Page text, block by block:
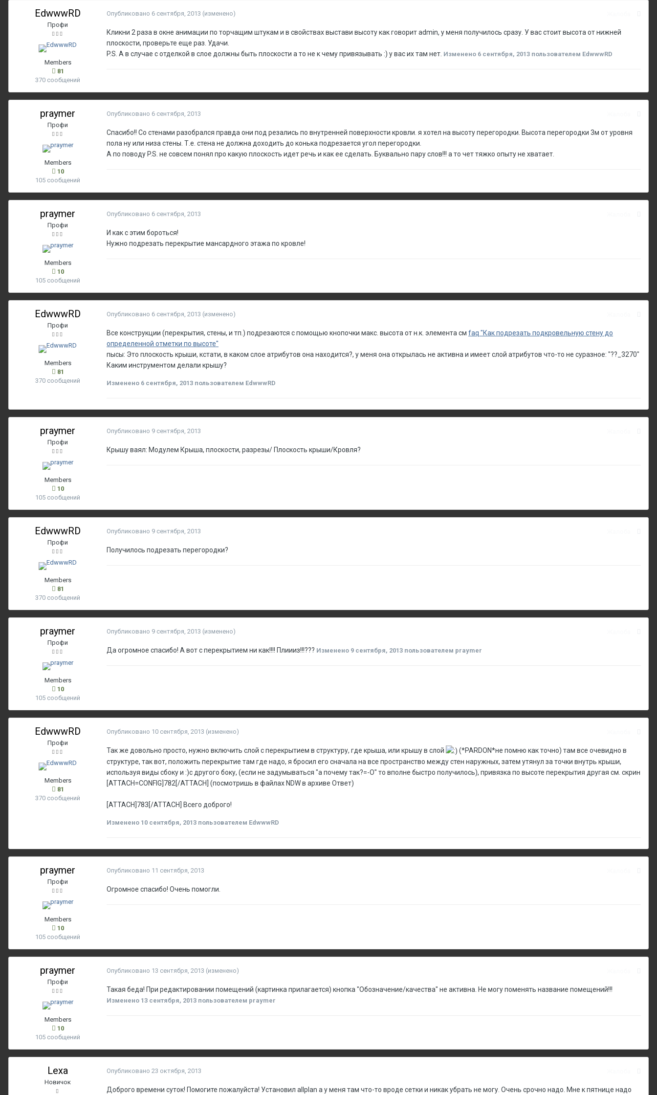
EdwwwRD
Профи
Members
81
370 сообщений
Опубликовано 6 сентября, 2013 (изменено)
Кликни 2 раза в окне анимации по торчащим штукам и в свойствах выстави высоту как говорит admin, у меня получилось сразу. У вас стоит высота от нижней
плоскости, проверьте еще раз. Удачи.
P.S. А в случае с отделкой в слое должны быть плоскости а то не к чему привязывать :) у вас их там нет. Изменено 6 сентября, 2013 пользователем EdwwwRD
praymer
Профи
Members
10
105 сообщений
Опубликовано 6 сентября, 2013
Спасибо!! Со стенами разобрался правда они под резались по внутренней поверхности кровли. я хотел на высоту перегородки. Высота перегородки 3м от уровня
пола ну или низа стены. Т.е. стена не должна доходить до конька подрезается угол перегородки.
А по поводу P.S. не совсем понял про какую плоскость идет речь и как ее сделать. Буквально пару слов!!! а то чет тяжко опыту не хватает.
praymer
Профи
Members
10
105 сообщений
Опубликовано 6 сентября, 2013
И как с этим бороться!
Нужно подрезать перекрытие мансардного этажа по кровле!
EdwwwRD
Профи
Members
81
370 сообщений
Опубликовано 6 сентября, 2013 (изменено)
Все конструкции (перекрытия, стены, и тп.) подрезаются с помощью кнопочки макс. высота от н.к. элемента см faq "Как подрезать подкровельную стену до
определенной отметки по высоте"
пысы: Это плоскость крыши, кстати, в каком слое атрибутов она находится?, у меня она открылась не активна и имеет слой атрибутов что-то не суразное: "??_3270"
Каким инструментом делали крышу?
Изменено 6 сентября, 2013 пользователем EdwwwRD
praymer
Профи
Members
10
105 сообщений
Опубликовано 9 сентября, 2013
Крышу ваял: Модулем Крыша, плоскости, разрезы/ Плоскость крыши/Кровля?
EdwwwRD
Профи
Members
81
370 сообщений
Опубликовано 9 сентября, 2013
Получилось подрезать перегородки?
praymer
Профи
Members
10
105 сообщений
Опубликовано 9 сентября, 2013 (изменено)
Да огромное спасибо! А вот с перекрытием ни как!!!! Плиииз!!!??? Изменено 9 сентября, 2013 пользователем praymer
EdwwwRD
Профи
Members
81
370 сообщений
Опубликовано 10 сентября, 2013 (изменено)
Так же довольно просто, нужно включить слой с перекрытием в структуру, где крыша, или крышу в слой
(*PARDON*не помню как точно) там все очевидно в
структуре, так вот, положить перекрытие там где надо, я бросил его сначала на все пространство между стен наружных, затем утянул за точки внутрь крыши,
используя виды сбоку и :)с другого боку, (если не задумываться "а почему так?=-O" то вполне быстро получилось), привязка по высоте перекрытия другая см. скрин
[ATTACH=CONFIG]782[/ATTACH] (посмотришь в файлах NDW в архиве Ответ)
[ATTACH]783[/ATTACH] Всего доброго!
Изменено 10 сентября, 2013 пользователем EdwwwRD
praymer
Профи
Members
10
105 сообщений
Опубликовано 11 сентября, 2013
Огромное спасибо! Очень помогли.
praymer
Профи
Members
10
105 сообщений
Опубликовано 13 сентября, 2013 (изменено)
Такая беда! При редактировании помещений (картинка прилагается) кнопка "Обозначение/качества" не активна. Не могу поменять название помещений!!!
Изменено 13 сентября, 2013 пользователем praymer
Lexa
Новичок
Опубликовано 23 октября, 2013
Доброго времени суток! Помогите пожалуйста! Установил allplan а у меня там что-то вроде сетки и никак убрать не могу. Очень срочно надо. Мне к пятнице надо